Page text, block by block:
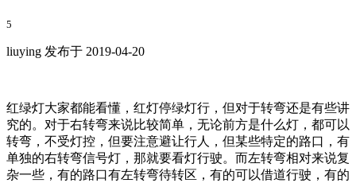
5
liuying 发布于 2019-04-20
红绿灯大家都能看懂，红灯停绿灯行，但对于转弯还是有些讲
究的。对于右转弯来说比较简单，无论前方是什么灯，都可以
转弯，不受灯控，但要注意避让行人，但某些特定的路口，有
单独的右转弯信号灯，那就要看灯行驶。而左转弯相对来说复
杂一些，有的路口有左转弯待转区，有的可以借道行驶，有的